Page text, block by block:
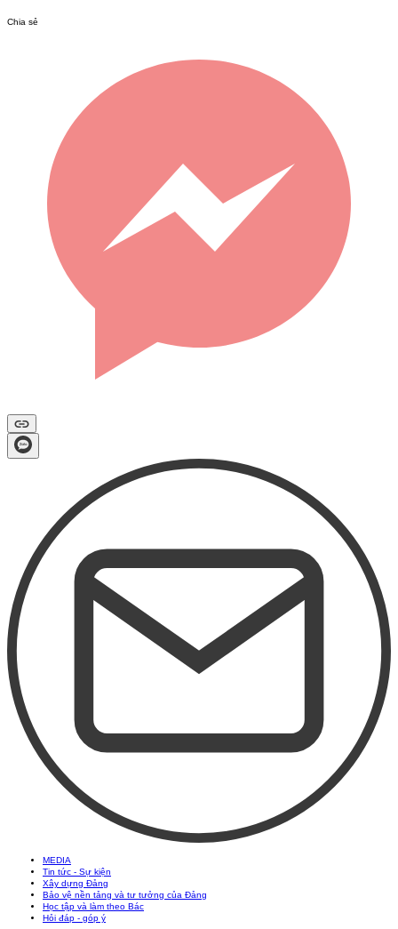
Chia sẻ
MEDIA
Tin tức - Sự kiện
Xây dựng Đảng
Bảo vệ nền tảng và tư tưởng của Đảng
Học tập và làm theo Bác
Hỏi đáp - góp ý